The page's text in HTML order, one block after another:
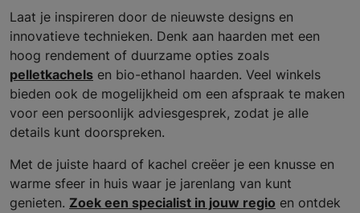
Laat je inspireren door de nieuwste designs en
innovatieve technieken. Denk aan haarden met een
hoog rendement of duurzame opties zoals
pelletkachels en bio-ethanol haarden. Veel winkels
bieden ook de mogelijkheid om een afspraak te maken
voor een persoonlijk adviesgesprek, zodat je alle
details kunt doorspreken.
Met de juiste haard of kachel creëer je een knusse en
warme sfeer in huis waar je jarenlang van kunt
genieten. Zoek een specialist in jouw regio en ontdek